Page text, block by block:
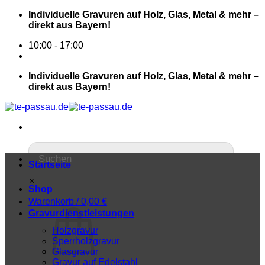
Individuelle Gravuren auf Holz, Glas, Metal & mehr –
direkt aus Bayern!
10:00 - 17:00
Individuelle Gravuren auf Holz, Glas, Metal & mehr –
direkt aus Bayern!
×
Warenkorb /0,00 €
Startseite
Shop
Gravurdienstleistungen
Holzgravur
Sperrholzgravur
Glasgravur
Gravur auf Edelstahl